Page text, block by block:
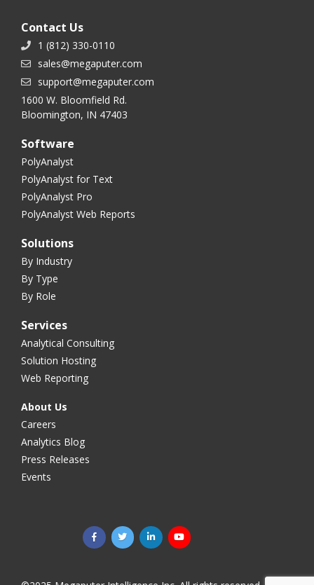
Contact Us
1 (812) 330-0110
sales@megaputer.com
support@megaputer.com
1600 W. Bloomfield Rd.
Bloomington, IN 47403
Software
PolyAnalyst
PolyAnalyst for Text
PolyAnalyst Pro
PolyAnalyst Web Reports
Solutions
By Industry
By Type
By Role
Services
Analytical Consulting
Solution Hosting
Web Reporting
About Us
Careers
Analytics Blog
Press Releases
Events